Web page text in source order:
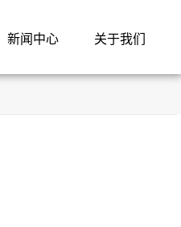
新闻中心 关于我们